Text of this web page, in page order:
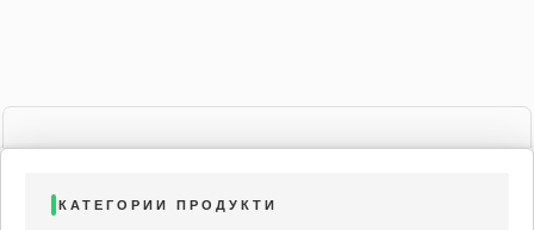
КАТЕГОРИИ ПРОДУКТИ